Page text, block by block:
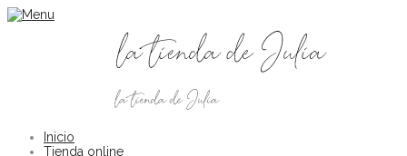
Inicio
Tienda online